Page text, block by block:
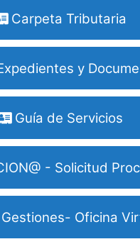
Carpeta Tributaria
y
Guía de Servicios
- Solicitud
Oficina